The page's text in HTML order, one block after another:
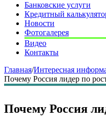
Банковские услуги
Кредитный
Новости
Фотогалерея
Видео
Контакты
Главная/Интересная
Почему Россия лидер по
Почему Россия